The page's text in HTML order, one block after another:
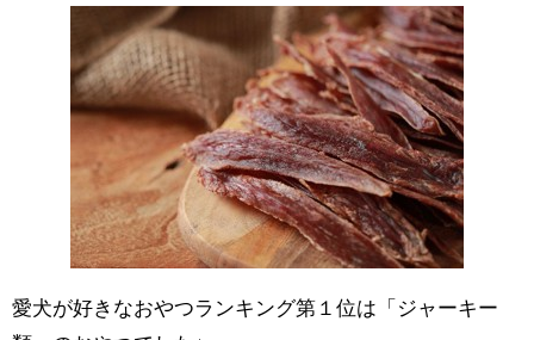
愛犬が好きなおやつランキング第１位は「ジャーキー